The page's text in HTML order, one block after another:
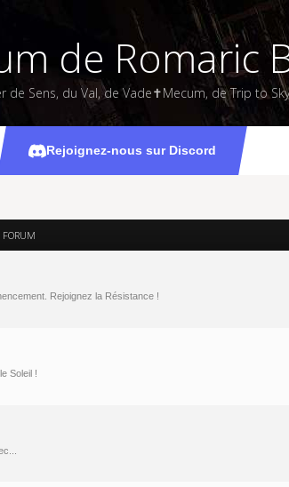
de Romaric
de Sens, du Val, de Vade✝Mecum, de Trip to
Rejoignez-nous sur Discord
Forums
FORUM
Rejoignez la Résistance !
Soleil !